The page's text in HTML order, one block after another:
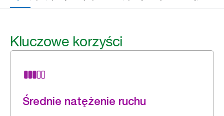
Kluczowe korzyści
Średnie natężenie ruchu